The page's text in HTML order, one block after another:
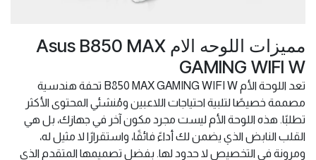
مميزات اللوحه الام Asus B850 MAX
GAMING WIFI W
تعد اللوحة الأم B850 MAX GAMING WIFI W تحفة هندسية
مصممة خصيصًا لتلبية احتياجات اللاعبين ومُنشئي المحتوى الأكثر
تطلبًا. هذه اللوحة الأم ليست مجرد مكون آخر في جهازك، بل هي
القلب النابض الذي يضمن لك أداءً فائقًا، واستقرارًا لا مثيل له،
ومرونة في التخصيص لا حدود لها. بفضل تصميمها المتقدم الذي